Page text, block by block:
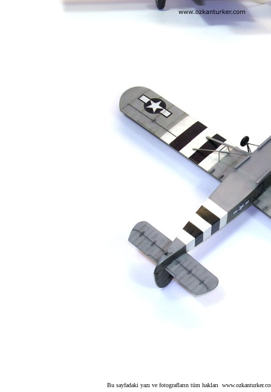
Bu sayfadaki yazı ve fotografların tüm hakları